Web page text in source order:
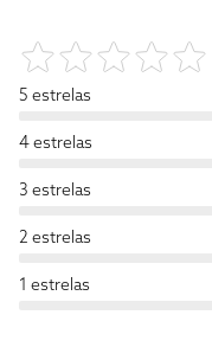
5 estrelas
4 estrelas
3 estrelas
2 estrelas
1 estrelas